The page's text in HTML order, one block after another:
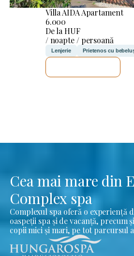
Villa AIDA Apartament
6.000
De la HUF
/ noapte / persoană
Lenjerie Prietenos cu
Cea mai mare din
Complex spa
Complexul spa oferă o experiență
oaspeții spa și de vacanță, precum
copii mici și mari, pe tot parcursul